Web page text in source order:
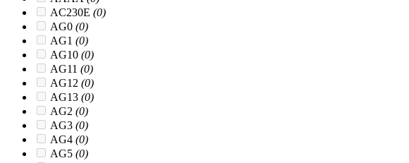
AC230E (0)
AG0 (0)
AG1 (0)
AG10 (0)
AG11 (0)
AG12 (0)
AG13 (0)
AG2 (0)
AG3 (0)
AG4 (0)
AG5 (0)